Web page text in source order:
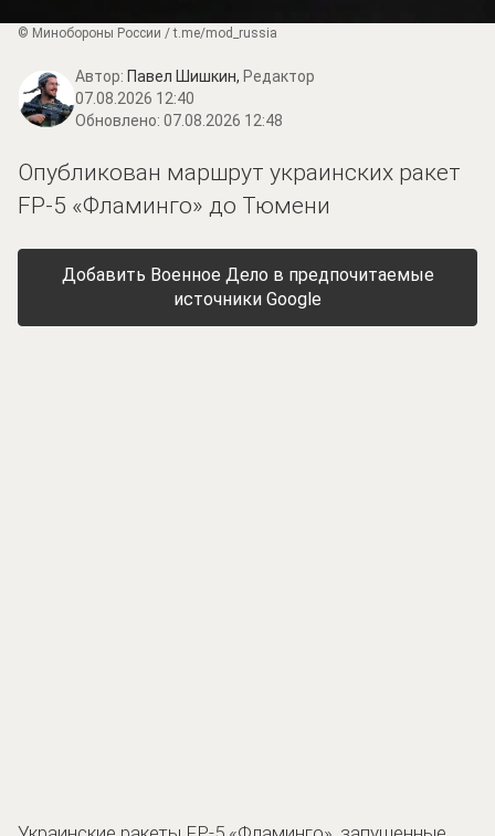
© Минобороны России / t.me/mod_russia
Автор: Павел Шишкин, Редактор
07.08.2026 12:40
Обновлено: 07.08.2026 12:48
Опубликован маршрут украинских ракет
FP-5 «Фламинго» до Тюмени
Добавить Военное Дело в предпочитаемые
источники Google